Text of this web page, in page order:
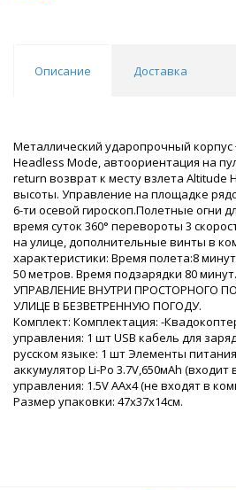
Описание Доставка
Металлический ударопрочный
Headless Mode, автоориентация на
return возврат к месту взлета Altitude
высоты. Управление на площадке
6-ти осевой гироскоп.Полетные огни
время суток 360° перевороты 3
на улице, дополнительные винты в
характеристики: Время полета:8
50 метров. Время подзарядки 80 минут.
УПРАВЛЕНИЕ ВНУТРИ ПРОСТОРНОГО
УЛИЦЕ В БЕЗВЕТРЕННУЮ ПОГОДУ.
Комплект: Комплектация: -
управления: 1 шт USB кабель для
русском языке: 1 шт Элементы
аккумулятор Li-Рo 3.7V,650мAh (входит
управления: 1.5V AAх4 (не входят в
Размер упаковки: 47х37х14см.